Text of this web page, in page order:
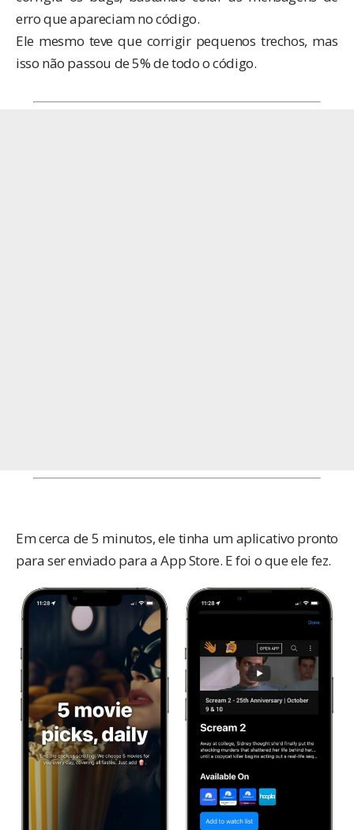
erro que apareciam no código.
Ele mesmo teve que corrigir pequenos trechos, mas
isso não passou de 5% de todo o código.
Em cerca de 5 minutos, ele tinha um aplicativo pronto
para ser enviado para aApp Store. E foi o que ele fez.